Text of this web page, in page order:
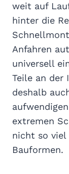
weit auf
hinter die
Anfahren
universell
Teile an der
deshalb
extremen
nicht so viel
Bauformen.